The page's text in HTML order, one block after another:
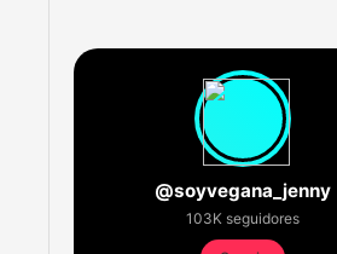
@soyvegana_jenny
103K seguidores